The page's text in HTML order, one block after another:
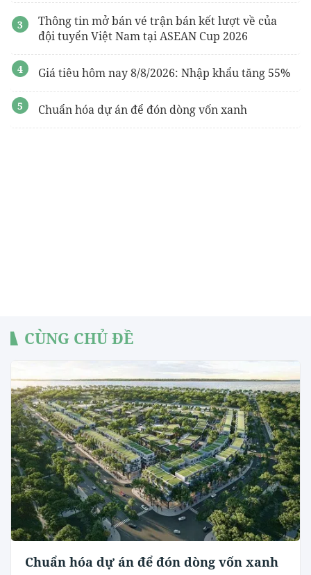
Thành phố Nước - Thủy liệumonrei sài gòn Phát Đạt
chung cư imperia sky parkAn Khánh
Thông tin mở bán vé trận bán kết lượt về của
đội tuyển Việt Nam tại ASEAN Cup 2026
Giá tiêu hôm nay 8/8/2026: Nhập khẩu tăng 55%
Chuẩn hóa dự án để đón dòng vốn xanh
CÙNG CHỦ ĐỀ
Chuẩn hóa dự án để đón dòng vốn xanh